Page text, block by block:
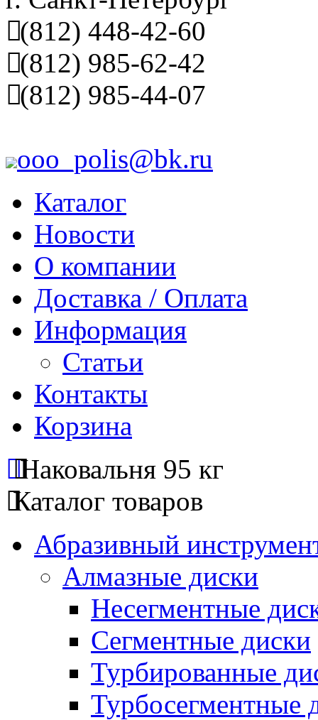
(812) 448-42-60
(812) 985-62-42
(812) 985-44-07
ooo_polis@bk.ru
Каталог
Новости
О компании
Доставка / Оплата
Информация
Статьи
Контакты
Корзина
Наковальня 95 кг
Каталог товаров
Абразивный
Алмазные диски
Несегментные
Сегментные диски
Турбированные
Турбосегментные